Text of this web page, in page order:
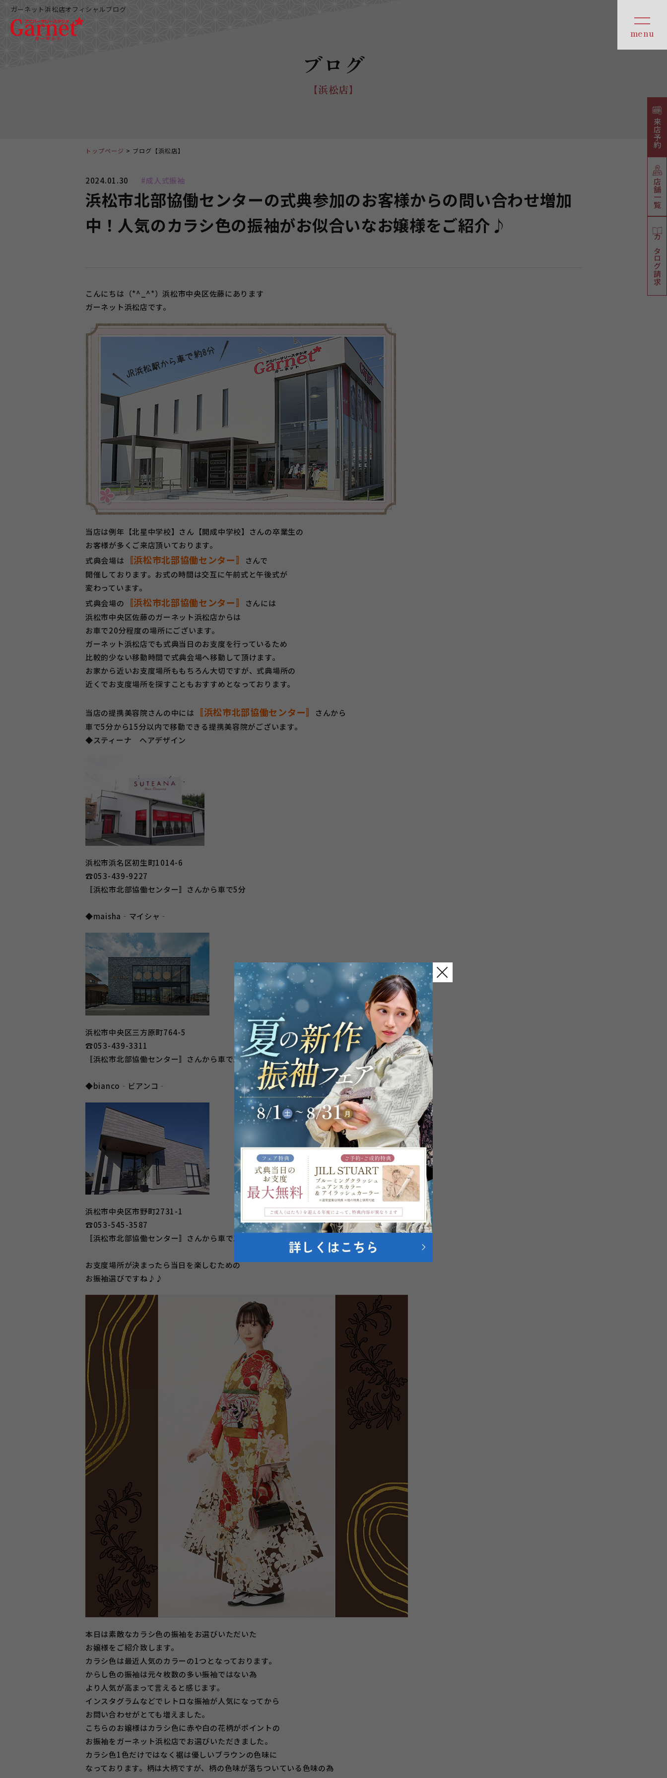
ガーネット浜松店オフィシャルブログ
ブログ
【浜松店】
2024.01.30 #成人式振袖
浜松市北部協働センターの式典参加のお客様からの問い合わせ増加
中！人気のカラシ色の振袖がお似合いなお嬢様をご紹介♪
こんにちは（*^_^*）浜松市中央区佐藤にあります
ガーネット浜松店です。
当店は例年【北星中学校】さん【開成中学校】さんの卒業生の
お客様が多くご来店頂いております。
式典会場は
〚浜松市北部協働センター〛
さんで
開催しております。お式の時間は交互に午前式と午後式が
変わっています。
式典会場の
〚浜松市北部協働センター〛
さんには
浜松市中央区佐藤のガーネット浜松店からは
お車で20分程度の場所にございます。
ガーネット浜松店でも式典当日のお支度を行っているため
比較的少ない移動時間で式典会場へ移動して頂けます。
お家から近いお支度場所ももちろん大切ですが、式典場所の
近くでお支度場所を探すこともおすすめとなっております。
当店の提携美容院さんの中には 〚浜松市北部協働センター〛
さんから
車で5分から15分以内で移動できる提携美容院がございます。
◆スティーナ ヘアデザイン
浜松市浜名区初生町1014-6
☎053-439-9227
〚浜松市北部協働センター〛さんから車で5分
◆maisha‐マイシャ‐
浜松市中央区三方原町764-5
☎053-439-3311
〚浜松市北部協働センター〛さんから車で10分
◆bianco‐ビアンコ‐
浜松市中央区市野町2731-1
☎053-545-3587
〚浜松市北部協働センター〛さんから車で15分
お支度場所が決まったら当日を楽しむための
お振袖選びですね♪♪
本日は素敵なカラシ色の振袖をお選びいただいた
お嬢様をご紹介致します。
カラシ色は最近人気のカラーの1つとなっております。
からし色の振袖は元々枚数の多い振袖ではない為
より人気が高まって言えると感じます。
インスタグラムなどでレトロな振袖が人気になってから
お問い合わせがとても増えました。
こちらのお嬢様はカラシ色に赤や白の花柄がポイントの
お振袖をガーネット浜松店でお選びいただきました。
カラシ色1色だけではなく裾は優しいブラウンの色味に
なっております。柄は大柄ですが、柄の色味が落ちついている色味の為
トップページ ブログ【浜松店】
来店予約
店舗一覧
カタログ請求